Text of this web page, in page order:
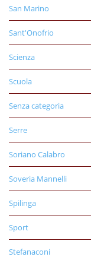
San Marino
Sant'Onofrio
Scienza
Scuola
Senza categoria
Serre
Soriano Calabro
Soveria Mannelli
Spilinga
Sport
Stefanaconi